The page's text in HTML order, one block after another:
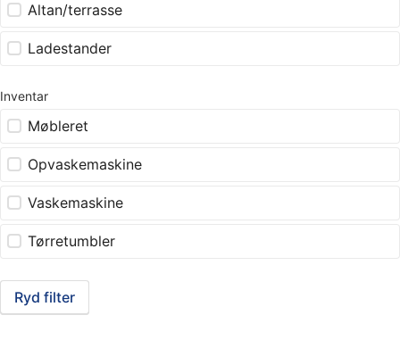
Altan/terrasse
Ladestander
Inventar
Møbleret
Opvaskemaskine
Vaskemaskine
Tørretumbler
Ryd filter